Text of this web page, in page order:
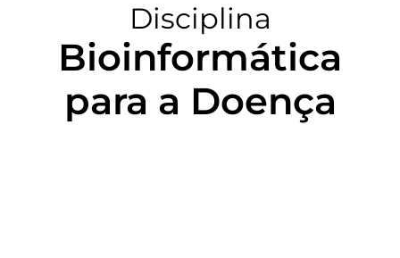
Disciplina
Bioinformática
para a Doença